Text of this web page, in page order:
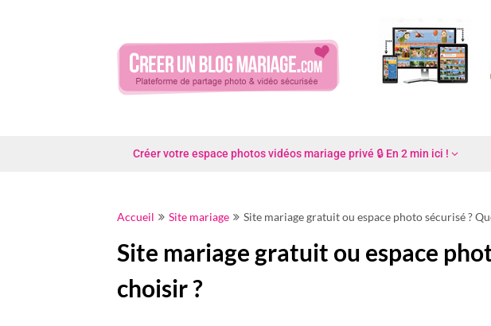
Créer votre espace photos vidéos mariage privé 🔒 En 2 min ici !
Accueil Site mariage Site mariage gratuit ou espace photo sécurisé ?
Site mariage gratuit ou espace
choisir ?